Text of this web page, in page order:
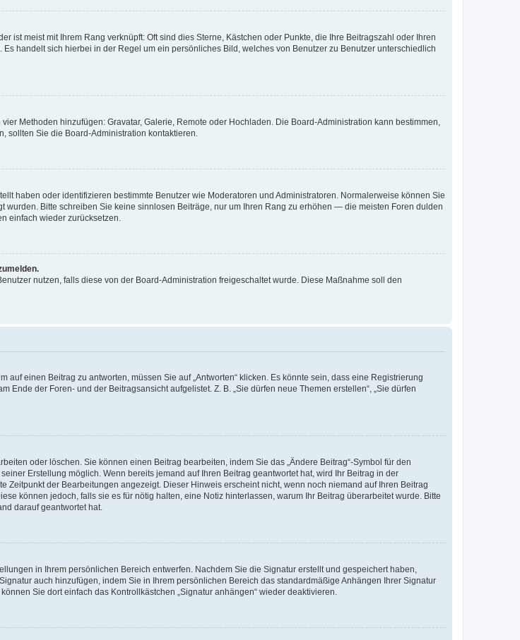
ist meist mit Ihrem Rang verknüpft: Oft sind dies Sterne, Kästchen oder Punkte, die Ihre Beitragszahl oder Ihren
handelt sich hierbei in der Regel um ein persönliches Bild, welches von Benutzer zu Benutzer unterschiedlich
Methoden hinzufügen: Gravatar, Galerie, Remote oder Hochladen. Die Board-Administration kann bestimmen,
sollten Sie die Board-Administration kontaktieren.
haben oder identifizieren bestimmte Benutzer wie Moderatoren und Administratoren. Normalerweise können Sie
Bitte schreiben Sie keine sinnlosen Beiträge, nur um Ihren Rang zu erhöhen — die meisten Foren dulden
einfach wieder zurücksetzen.
nutzen, falls diese von der Board-Administration freigeschaltet wurde. Diese Maßnahme soll den
auf einen Beitrag zu antworten, müssen Sie auf „Antworten“ klicken. Es könnte sein, dass eine Registrierung
der Foren- und der Beitragsansicht aufgelistet. Z. B. „Sie dürfen neue Themen erstellen“, „Sie dürfen
oder löschen. Sie können einen Beitrag bearbeiten, indem Sie das „Ändere Beitrag“-Symbol für den
Erstellung möglich. Wenn bereits jemand auf Ihren Beitrag geantwortet hat, wird Ihr Beitrag in der
der Bearbeitungen angezeigt. Dieser Hinweis erscheint nicht, wenn noch niemand auf Ihren Beitrag
können jedoch, falls sie es für nötig halten, eine Notiz hinterlassen, warum Ihr Beitrag überarbeitet wurde. Bitte
darauf geantwortet hat.
in Ihrem persönlichen Bereich entwerfen. Nachdem Sie die Signatur erstellt und gespeichert haben,
auch hinzufügen, indem Sie in Ihrem persönlichen Bereich das standardmäßige Anhängen Ihrer Signatur
Sie dort einfach das Kontrollkästchen „Signatur anhängen“ wieder deaktivieren.